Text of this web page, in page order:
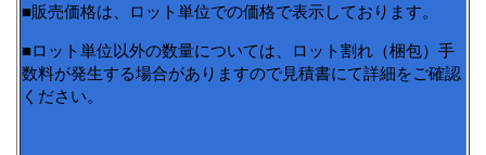
■販売価格は、ロット単位での価格で表示しております。
■ロット単位以外の数量については、ロット割れ（梱包）手
数料が発生する場合がありますので見積書にて詳細をご確認
ください。